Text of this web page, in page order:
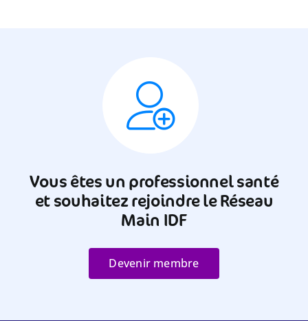
Vous êtes un professionnel santé
et souhaitez rejoindre le Réseau
Main IDF
Devenir membre